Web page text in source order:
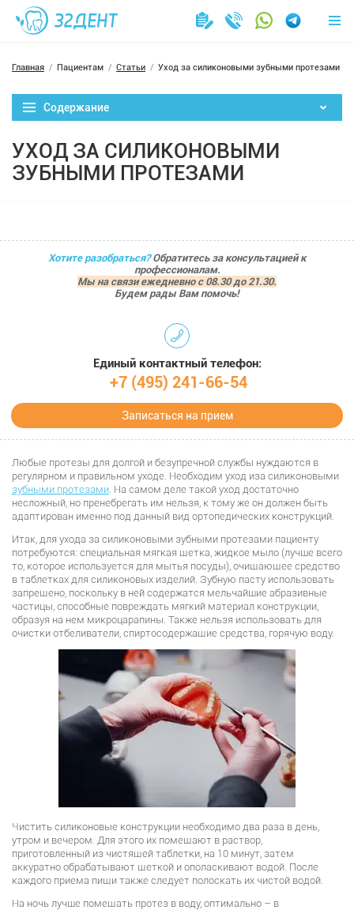
Главная Пациентам Статьи Уход за силиконовыми зубными протезами
Содержание
УХОД ЗА СИЛИКОНОВЫМИ
ЗУБНЫМИ ПРОТЕЗАМИ
Хотите разобраться?Обратитесь за консультацией к
профессионалам.
Мы на связи ежедневно с 08.30 до 21.30.
Будем рады Вам помочь!
Единый контактный телефон:
+7 (495) 241-66-54
Записаться на прием
Любые протезы для долгой и безупречной службы нуждаются в
регулярном и правильном уходе. Необходим уход иза силиконовыми
зубными протезами. На самом деле такой уход достаточно
несложный, но пренебрегать им нельзя, к тому же он должен быть
адаптирован именно под данный вид ортопедических конструкций.
Итак, для ухода за силиконовыми зубными протезами пациенту
потребуются: специальная мягкая щетка, жидкое мыло (лучше всего
то, которое используется для мытья посуды), очищающее средство
в таблетках для силиконовых изделий. Зубную пасту использовать
запрещено, поскольку в ней содержатся мельчайшие абразивные
частицы, способные повреждать мягкий материал конструкции,
образуя на нем микроцарапины. Также нельзя использовать для
очистки отбеливатели, спиртосодержащие средства, горячую воду.
Чистить силиконовые конструкции необходимо два раза в день,
утром и вечером. Для этого их помещают в раствор,
приготовленный из чистящей таблетки, на 10 минут, затем
аккуратно обрабатывают щеткой и ополаскивают водой. После
каждого приема пищи также следует полоскать их чистой водой.
На ночь лучше помещать протез в воду, оптимально – в